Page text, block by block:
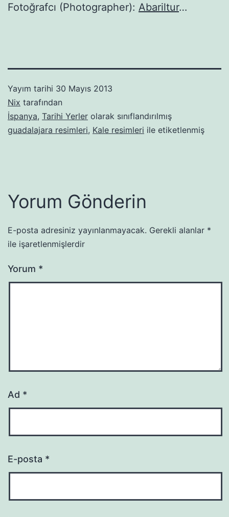
Fotoğrafcı (Photographer): Abariltur…
Yayım tarihi 30 Mayıs 2013
Nix tarafından
İspanya, Tarihi Yerler olarak sınıflandırılmış
guadalajara resimleri, Kale resimleri ile etiketlenmiş
Yorum Gönderin
E-posta adresiniz yayınlanmayacak. Gerekli alanlar *
ile işaretlenmişlerdir
Yorum *
Ad *
E-posta *